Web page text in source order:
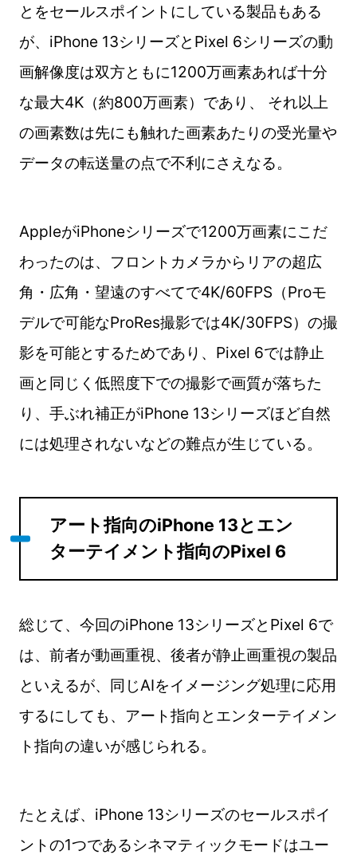
とをセールスポイントにしている製品もある
が、iPhone 13シリーズとPixel 6シリーズの動
画解像度は双方ともに1200万画素あれば十分
な最大4K（約800万画素）であり、 それ以上
の画素数は先にも触れた画素あたりの受光量や
データの転送量の点で不利にさえなる。
AppleがiPhoneシリーズで1200万画素にこだ
わったのは、フロントカメラからリアの超広
角・広角・望遠のすべてで4K/60FPS（Proモ
デルで可能なProRes撮影では4K/30FPS）の撮
影を可能とするためであり、Pixel 6では静止
画と同じく低照度下での撮影で画質が落ちた
り、手ぶれ補正がiPhone 13シリーズほど自然
には処理されないなどの難点が生じている。
アート指向のiPhone 13とエン
ターテイメント指向のPixel 6
総じて、今回のiPhone 13シリーズとPixel 6で
は、前者が動画重視、後者が静止画重視の製品
といえるが、同じAIをイメージング処理に応用
するにしても、アート指向とエンターテイメン
ト指向の違いが感じられる。
たとえば、iPhone 13シリーズのセールスポイ
ントの1つであるシネマティックモードはユー